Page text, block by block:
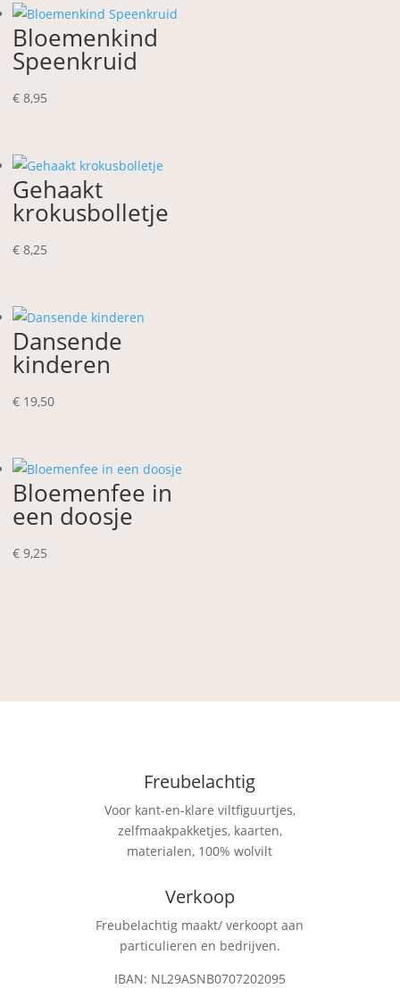
Bloemenkind
Speenkruid
€ 8,95
Gehaakt
krokusbolletje
€ 8,25
Dansende
kinderen
€ 19,50
Bloemenfee in
een doosje
€ 9,25
Freubelachtig
Voor kant-en-klare viltfiguurtjes,
zelfmaakpakketjes, kaarten,
materialen, 100% wolvilt
Verkoop
Freubelachtig maakt/ verkoopt aan
particulieren en bedrijven.
IBAN: NL29ASNB0707202095